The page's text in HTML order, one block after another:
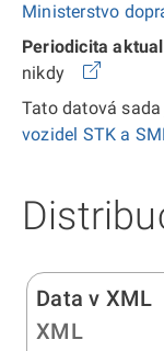
Ministerstvo
Periodicita
nikdy
Tato datová
vozidel STK a
Data v XML
XML